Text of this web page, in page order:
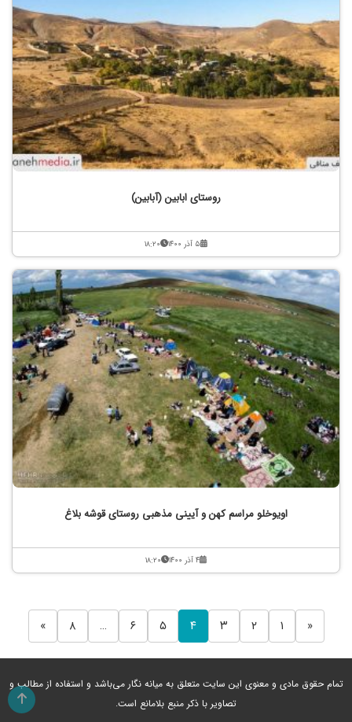
روستای ابابین (آبابین)
۵ آذر ۱۴۰۰ ۱۸:۲۰
اویوخلو مراسم کهن و آیینی مذهبی روستای قوشه بلاغ
۴ آذر ۱۴۰۰ ۱۸:۲۰
« ۱ ۲ ۳ ۴ ۵ ۶ … ۸ »
تمام حقوق مادی و معنوی این سایت متعلق به میانه نگار می‌باشد و استفاده از مطالب و
تصاویر با ذکر منبع بلامانع است.